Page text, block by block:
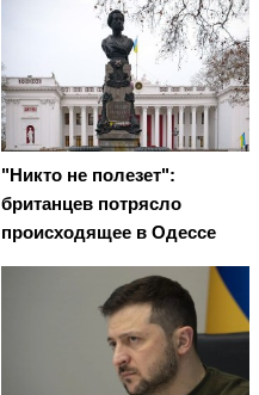
"Никто не полезет":
британцев потрясло
происходящее в Одессе